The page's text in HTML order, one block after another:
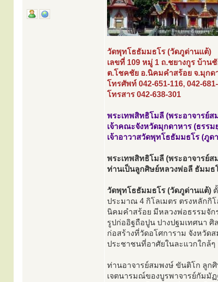
วัดพุทโธธัมมธโร (วัดภูด่านแต้)
เลขที่ 109 หมู่ 1 ถ.ชยางกูร บ้าน
ต.โชคชัย อ.นิคมคำสร้อย จ.มุกด
โทรศัพท์ 042-651-116, 042-
โทรสาร 042-638-301
พระเทพสิทธิโมลี (พระอาจารย์
เจ้าคณะจังหวัดมุกดาหาร (ธรรม
เจ้าอาวาสวัดพุทโธธัมมธโร (ภูด
พระเทพสิทธิโมลี (พระอาจารย์
ท่านเป็นลูกศิษย์หลวงพ่อลี ธัมมธ
วัดพุทโธธัมมธโร (วัดภูด่านแต้)
ประมาณ 4 กิโลเมตร ตรงหลักกิ
นิคมคำสร้อย มีหลวงพ่อธรรมจั
รูปก่ออิฐถือปูน ปางปฐมเทศนา
ก่อสร้างที่วัดอโศการาม จังหวัด
ประชาชนที่อาศัยในละแวกใกล้
ท่านอาจารย์สมพงษ์ ขันติโก ลูกศิ
เจตนารมณ์ของบูรพาจารย์กัมมั